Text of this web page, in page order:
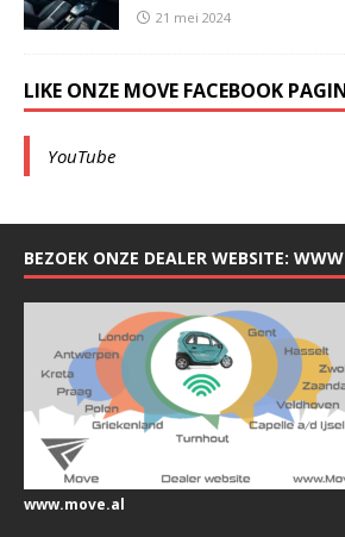
21 mei 2024
LIKE ONZE MOVE FACEBOOK
YouTube
BEZOEK ONZE DEALER WEBSITE:
www.move.al